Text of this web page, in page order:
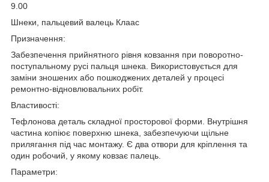
9.00
Шнеки, пальцевий валець Клаас
Призначення:
Забезпечення прийнятного рівня ковзання при поворотно-
поступальному русі пальця шнека. Використовується для
заміни зношених або пошкоджених деталей у процесі
ремонтно-відновлювальних робіт.
Властивості:
Тефлонова деталь складної просторової форми. Внутрішня
частина копіює поверхню шнека, забезпечуючи щільне
прилягання під час монтажу. Є два отвори для кріплення та
один робочий, у якому ковзає палець.
Параметри: